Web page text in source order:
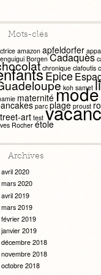
Mots-clés
amazon apfeldorfer
Borgen Cadaquès
chronique clafoutis
Epice
koh samet
maternité mode
parc plage proust
art test
Rocher étole
Archives
avril 2020
mars 2020
avril 2019
mars 2019
février 2019
janvier 2019
décembre 2018
novembre 2018
octobre 2018